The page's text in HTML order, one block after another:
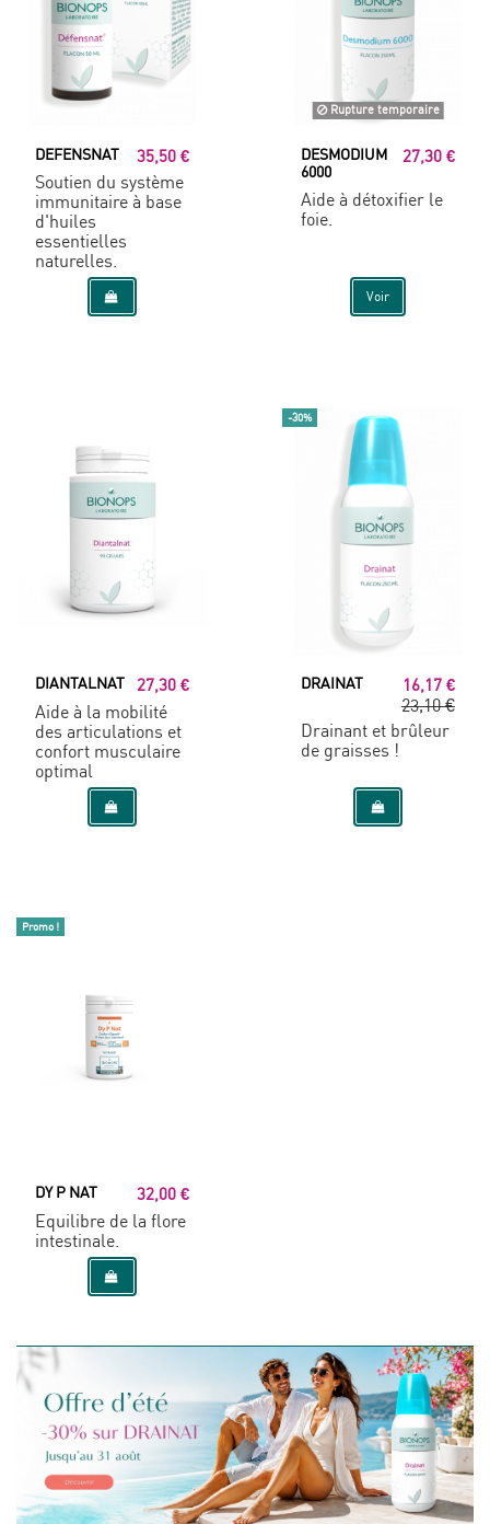
DEFENSNAT
35,50 €
Soutien du système
immunitaire à base
d'huiles
essentielles
naturelles.
Rupture temporaire
DESMODIUM
6000
27,30 €
Aide à détoxifier le
foie.
Voir
DIANTALNAT
27,30 €
Aide à la mobilité
des articulations et
confort musculaire
optimal
-30%
DRAINAT
16,17 €
23,10 €
Drainant et brûleur
de graisses !
Promo !
DY P NAT
32,00 €
Equilibre de la flore
intestinale.